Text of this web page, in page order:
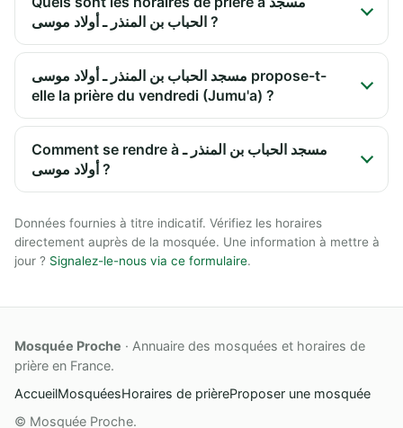
الحباب بن المنذر ـ أولاد موسى ?
مسجد الحباب بن المنذر ـ أولاد موسى propose-t-
elle la prière du vendredi (Jumu'a) ?
Comment se rendre à مسجد الحباب بن المنذر ـ
أولاد موسى ?
Données fournies à titre indicatif. Vérifiez les horaires
directement auprès de la mosquée. Une information à mettre à
jour ? Signalez-le-nous via ce formulaire.
Mosquée Proche · Annuaire des mosquées et horaires de
prière en France.
AccueilMosquéesHoraires de prièreProposer une mosquée
© Mosquée Proche.